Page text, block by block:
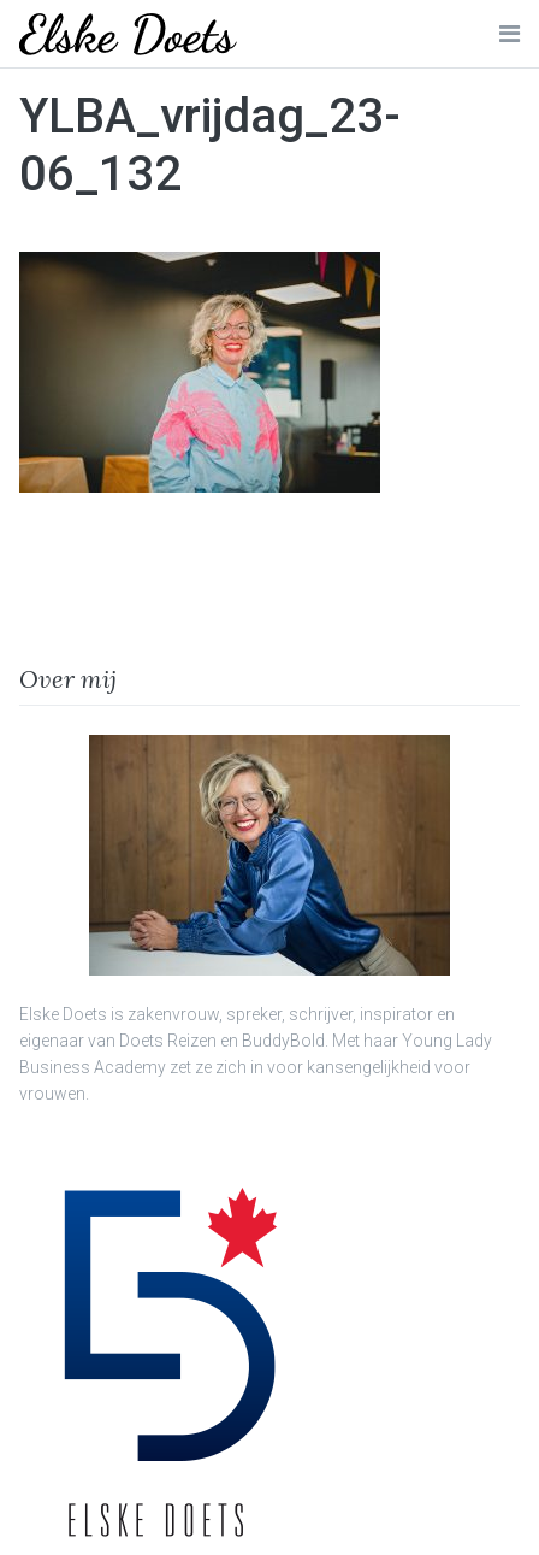
Skip
content
YLBA_vrijdag_23-
06_132
Over mij
Elske Doets is zakenvrouw, spreker, schrijver, inspirator en
eigenaar van Doets Reizen en BuddyBold. Met haar Young Lady
Business Academy zet ze zich in voor kansengelijkheid voor
vrouwen.